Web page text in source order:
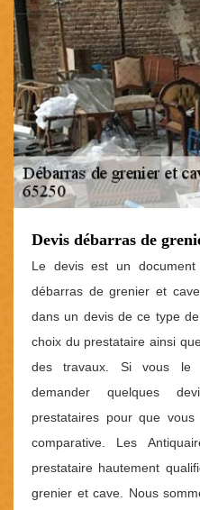
Devis débarras de
Le devis est un
débarras de grenier et
dans un devis de ce type
choix du prestataire ainsi
des travaux. Si vous le
demander quelques
prestataires pour que
comparative. Les
prestataire hautement
grenier et cave. Nous